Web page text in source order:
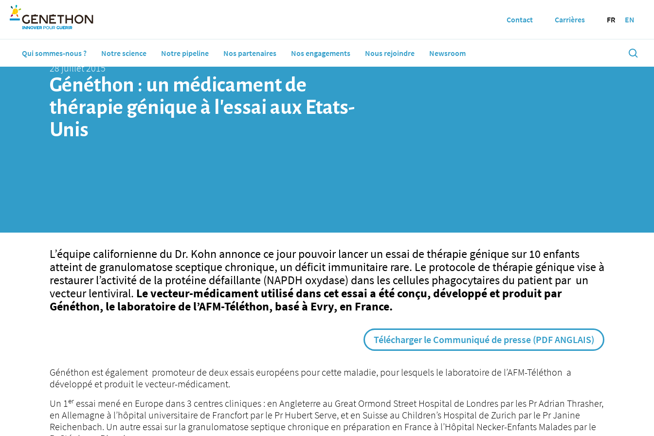
Qui sommes-nous ? Notre science Notre pipeline Nos partenaires Nos engagements Nous rejoindre Newsroom
Contact Carrières FR EN
28 juillet 2015
Généthon : un médicament de
thérapie génique à l’essai aux Etats-
Unis
L’équipe californienne du Dr. Kohn annonce ce jour pouvoir lancer un essai de thérapie génique sur 10 enfants
atteint de granulomatose sceptique chronique, un déficit immunitaire rare. Le protocole de thérapie génique vise à
restaurer l’activité de la protéine défaillante (NAPDH oxydase) dans les cellules phagocytaires du patient par un
vecteur lentiviral. Le vecteur-médicament utilisé dans cet essai a été conçu, développé et produit par
Généthon, le laboratoire de l’AFM-Téléthon, basé à Evry, en France.
Télécharger le Communiqué de presse (PDF ANGLAIS)
Généthon est également promoteur de deux essais européens pour cette maladie, pour lesquels le laboratoire de l’AFM-Téléthon a
développé et produit le vecteur-médicament.
Un 1er essai mené en Europe dans 3 centres cliniques : en Angleterre au Great Ormond Street Hospital de Londres par les Pr Adrian Thrasher,
en Allemagne à l’hôpital universitaire de Francfort par le Pr Hubert Serve, et en Suisse au Children’s Hospital de Zurich par le Pr Janine
Reichenbach. Un autre essai sur la granulomatose septique chronique en préparation en France à l’Hôpital Necker-Enfants Malades par le